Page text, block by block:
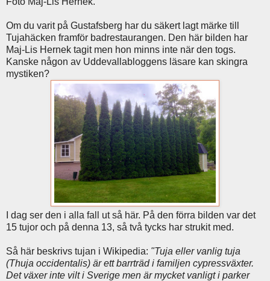
Om du varit på Gustafsberg har du säkert lagt märke till
Tujahäcken framför badrestaurangen. Den här bilden har
Maj-Lis Hernek tagit men hon minns inte när den togs.
Kanske någon av Uddevallabloggens läsare kan skingra
mystiken?
I dag ser den i alla fall ut så här. På den förra bilden var det
15 tujor och på denna 13, så två tycks har strukit med.
Så här beskrivs tujan i Wikipedia: "Tuja eller vanlig tuja
(Thuja occidentalis) är ett barrträd i familjen cypressväxter.
Det växer inte vilt i Sverige men är mycket vanligt i parker